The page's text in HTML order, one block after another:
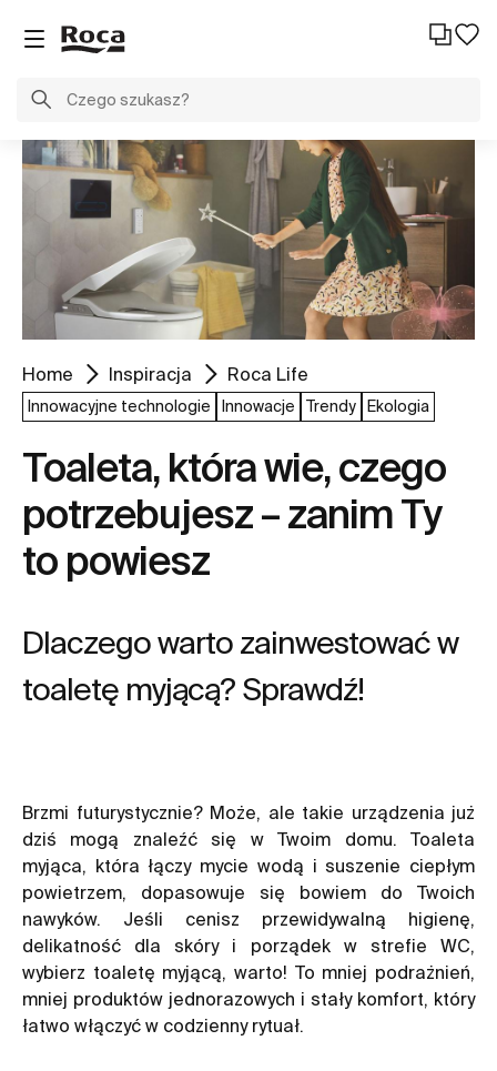
Home Inspiracja Roca Life
Innowacyjne technologie Innowacje Trendy Ekologia
Toaleta, która wie, czego
potrzebujesz – zanim Ty
to powiesz
Dlaczego warto zainwestować w
toaletę myjącą? Sprawdź!
Brzmi futurystycznie? Może, ale takie urządzenia już
dziś mogą znaleźć się w Twoim domu. Toaleta
myjąca, która łączy mycie wodą i suszenie ciepłym
powietrzem, dopasowuje się bowiem do Twoich
nawyków. Jeśli cenisz przewidywalną higienę,
delikatność dla skóry i porządek w strefie WC,
wybierz toaletę myjącą, warto! To mniej podrażnień,
mniej produktów jednorazowych i stały komfort, który
łatwo włączyć w codzienny rytuał.